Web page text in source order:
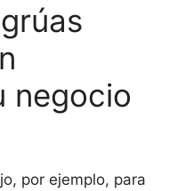
negocio
por ejemplo, para